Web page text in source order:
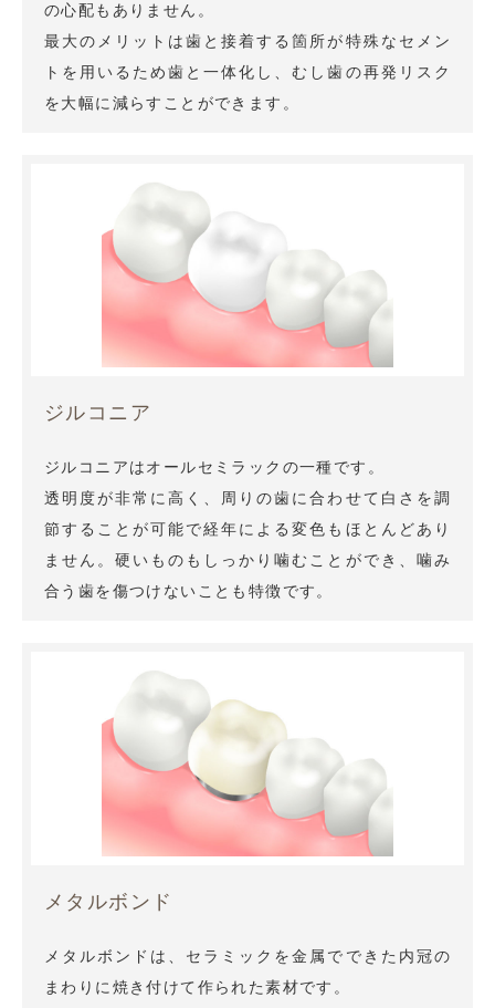
の心配もありません。
最大のメリットは歯と接着する箇所が特殊なセメン
トを用いるため歯と一体化し、むし歯の再発リスク
を大幅に減らすことができます。
ジルコニア
ジルコニアはオールセミラックの一種です。
透明度が非常に高く、周りの歯に合わせて白さを調
節することが可能で経年による変色もほとんどあり
ません。硬いものもしっかり噛むことができ、噛み
合う歯を傷つけないことも特徴です。
メタルボンド
メタルボンドは、セラミックを金属でできた内冠の
まわりに焼き付けて作られた素材です。